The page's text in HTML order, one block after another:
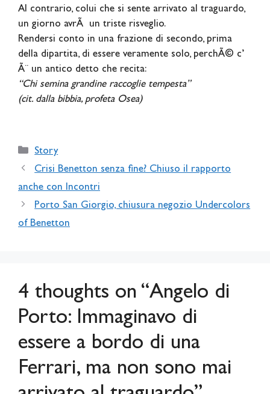
Al contrario, colui che si sente arrivato al traguardo,
un giorno avrÃ un triste risveglio.
Rendersi conto in una frazione di secondo, prima
della dipartita, di essere veramente solo, perchÃ© c’
Ã¨ un antico detto che recita:
“Chi semina grandine raccoglie tempesta”
(cit. dalla bibbia, profeta Osea)
Categories
Story
Crisi Benetton senza fine? Chiuso il rapporto
anche con Incontri
Porto San Giorgio, chiusura negozio Undercolors
of Benetton
4 thoughts on “Angelo di
Porto: Immaginavo di
essere a bordo di una
Ferrari, ma non sono mai